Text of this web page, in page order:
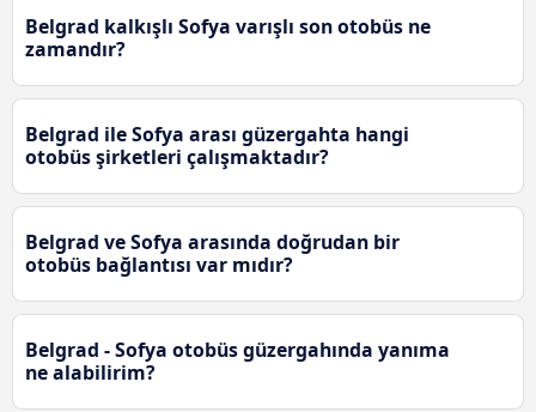
Belgrad kalkışlı Sofya varışlı son otobüs ne
zamandır?
Belgrad ile Sofya arası güzergahta hangi
otobüs şirketleri çalışmaktadır?
Belgrad ve Sofya arasında doğrudan bir
otobüs bağlantısı var mıdır?
Belgrad - Sofya otobüs güzergahında yanıma
ne alabilirim?